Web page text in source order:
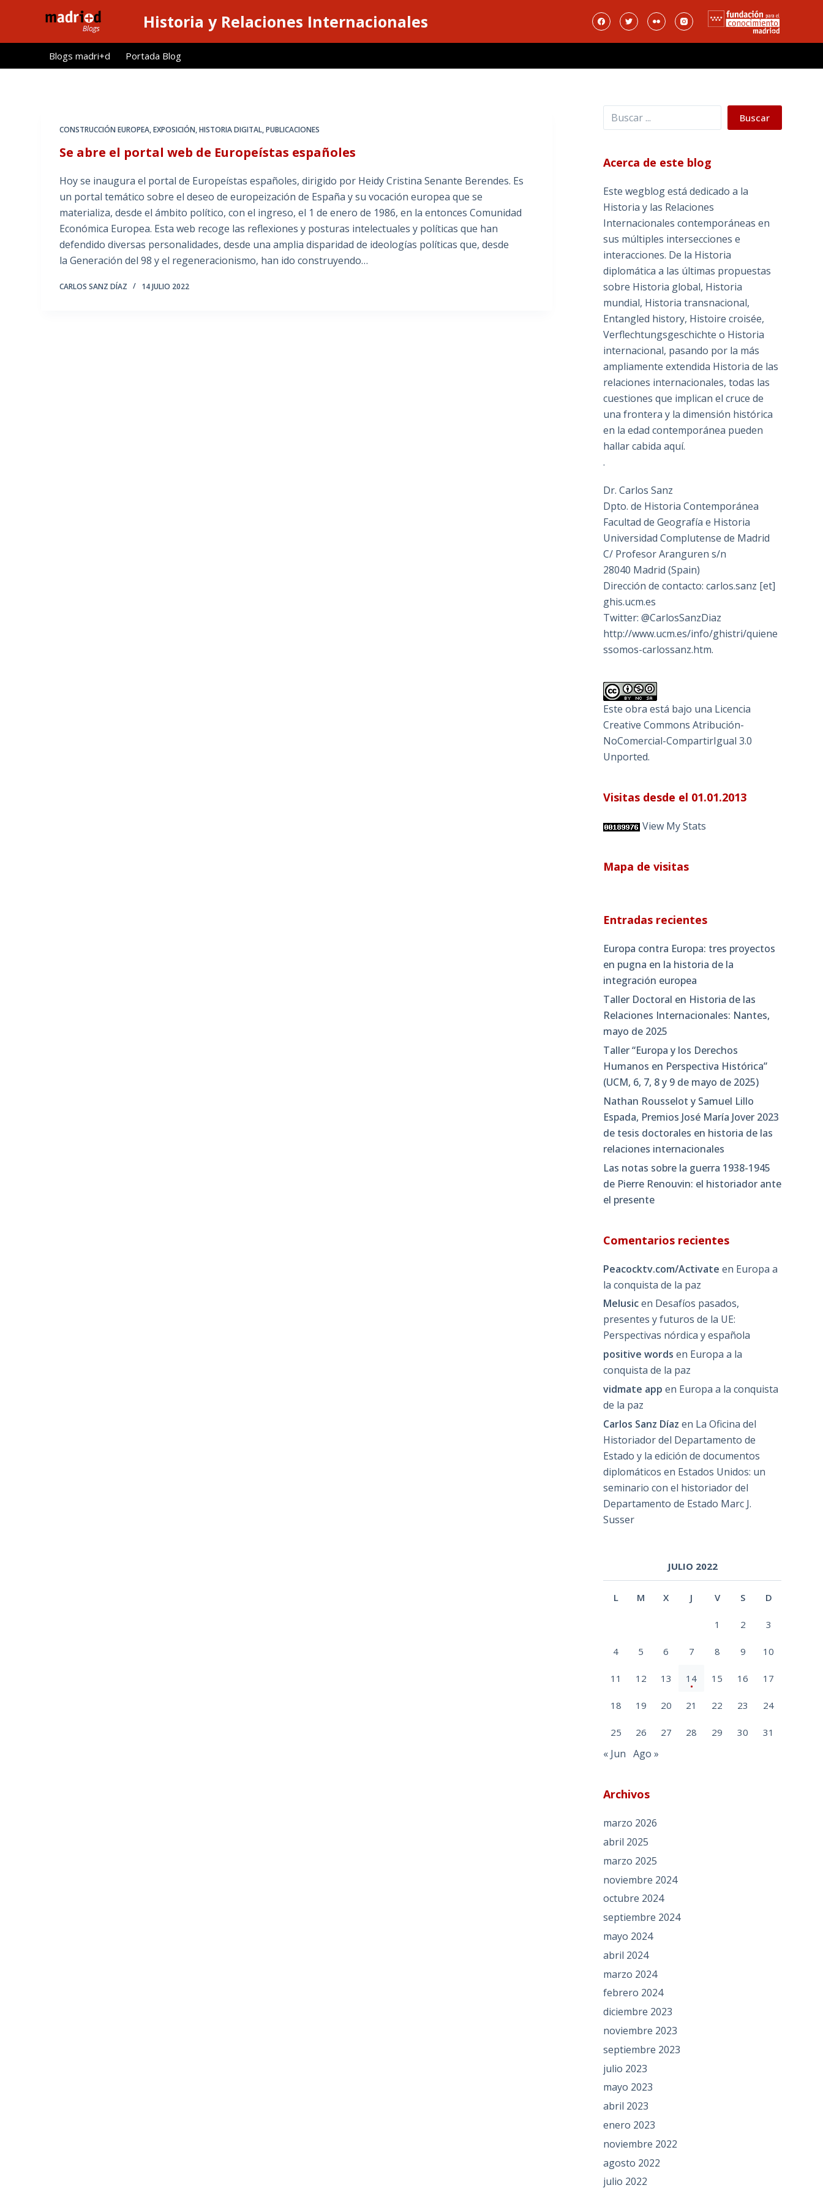
l
Historia y Relaciones Internacionales
Blogs madri+d Portada Blog
CONSTRUCCIÓN EUROPEA,EXPOSICIÓN,HISTORIA DIGITAL,PUBLICACIONES
Se abre el portal web de Europeístas españoles
Hoy se inaugura el portal de Europeístas españoles, dirigido por Heidy Cristina Senante Berendes. Es
un portal temático sobre el deseo de europeización de España y su vocación europea que se
materializa, desde el ámbito político, con el ingreso, el 1 de enero de 1986, en la entonces Comunidad
Económica Europea. Esta web recoge las reflexiones y posturas intelectuales y políticas que han
defendido diversas personalidades, desde una amplia disparidad de ideologías políticas que, desde
la Generación del 98 y el regeneracionismo, han ido construyendo…
CARLOS SANZ DÍAZ 14 JULIO 2022
Buscar Buscar
Acerca de este blog
Este wegblog está dedicado a la
Historia y las Relaciones
Internacionales contemporáneas en
sus múltiples intersecciones e
interacciones. De la Historia
diplomática a las últimas propuestas
sobre Historia global, Historia
mundial, Historia transnacional,
Entangled history, Histoire croisée,
Verflechtungsgeschichte o Historia
internacional, pasando por la más
ampliamente extendida Historia de las
relaciones internacionales, todas las
cuestiones que implican el cruce de
una frontera y la dimensión histórica
en la edad contemporánea pueden
hallar cabida aquí.
.
Dr. Carlos Sanz
Dpto. de Historia Contemporánea
Facultad de Geografía e Historia
Universidad Complutense de Madrid
C/ Profesor Aranguren s/n
28040 Madrid (Spain)
Dirección de contacto: carlos.sanz [et]
ghis.ucm.es
Twitter: @CarlosSanzDiaz
http://www.ucm.es/info/ghistri/quiene
ssomos-carlossanz.htm.
Este obra está bajo una Licencia
Creative Commons Atribución-
NoComercial-CompartirIgual 3.0
Unported.
Visitas desde el 01.01.2013
View My Stats
Mapa de visitas
Entradas recientes
Europa contra Europa: tres proyectos
en pugna en la historia de la
integración europea
Taller Doctoral en Historia de las
Relaciones Internacionales: Nantes,
mayo de 2025
Taller “Europa y los Derechos
Humanos en Perspectiva Histórica”
(UCM, 6, 7, 8 y 9 de mayo de 2025)
Nathan Rousselot y Samuel Lillo
Espada, Premios José María Jover 2023
de tesis doctorales en historia de las
relaciones internacionales
Las notas sobre la guerra 1938-1945
de Pierre Renouvin: el historiador ante
el presente
Comentarios recientes
Peacocktv.com/Activate en Europa a
la conquista de la paz
Melusicen Desafíos pasados,
presentes y futuros de la UE:
Perspectivas nórdica y española
positive words en Europa a la
conquista de la paz
vidmate app en Europa a la conquista
de la paz
Carlos Sanz Díaz en La Oficina del
Historiador del Departamento de
Estado y la edición de documentos
diplomáticos en Estados Unidos: un
seminario con el historiador del
Departamento de Estado Marc J.
Susser
JULIO 2022
L M X J V S D
1 2 3
4 5 6 7 8 9 10
11 12 13 14 15 16 17
18 19 20 21 22 23 24
25 26 27 28 29 30 31
« Jun Ago »
Archivos
marzo 2026
abril 2025
marzo 2025
noviembre 2024
octubre 2024
septiembre 2024
mayo 2024
abril 2024
marzo 2024
febrero 2024
diciembre 2023
noviembre 2023
septiembre 2023
julio 2023
mayo 2023
abril 2023
enero 2023
noviembre 2022
agosto 2022
julio 2022